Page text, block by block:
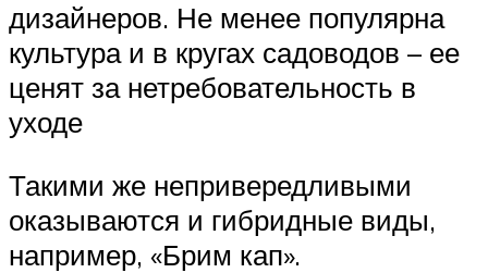
дизайнеров. Не менее популярна
культура и в кругах садоводов – ее
ценят за нетребовательность в
уходе
Такими же непривередливыми
оказываются и гибридные виды,
например, «Брим кап».